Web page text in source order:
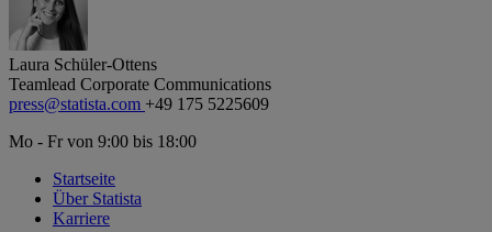
Laura Schüler-Ottens
Teamlead Corporate Communications
press@statista.com +49 175 5225609
Mo - Fr von 9:00 bis 18:00
Startseite
Über Statista
Karriere